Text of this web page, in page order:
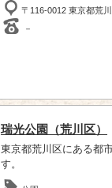
〒116-0012 東京都荒
－
瑞光公園（荒川区）
東京都荒川区にある都
す。